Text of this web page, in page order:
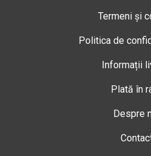
Termeni și
Politica de
Informații
Plată în
Despre